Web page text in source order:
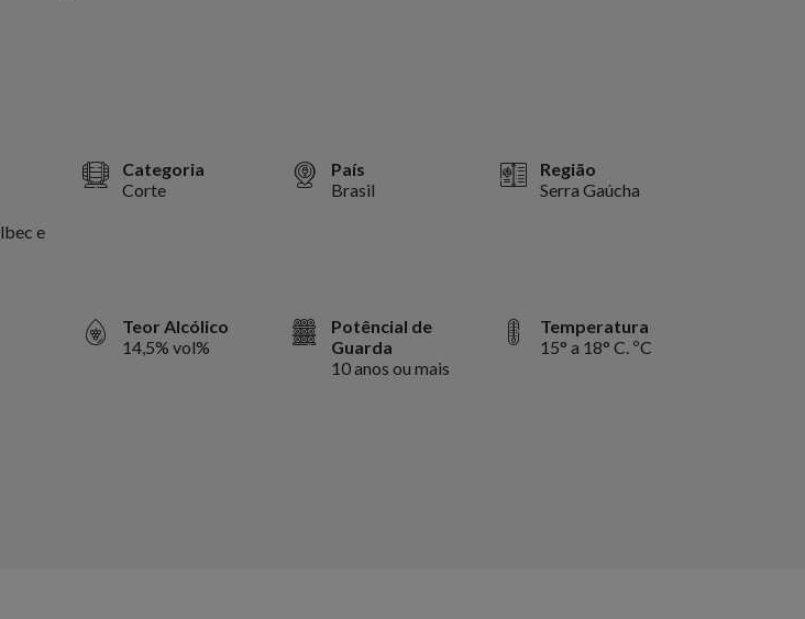
e
Categoria
Corte
País
Brasil
Região
Serra Gaúcha
Teor Alcólico
14,5% vol%
Potêncial de
Guarda
10 anos ou mais
Temperatura
15° a 18° C. ºC